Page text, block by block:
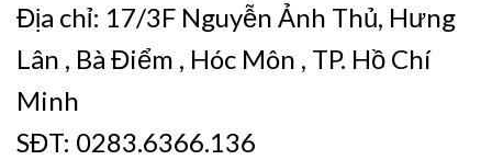
Địa chỉ: 17/3F Nguyễn Ảnh Thủ, Hưng
Lân , Bà Điểm , Hóc Môn , TP. Hồ Chí
Minh
SĐT: 0283.6366.136